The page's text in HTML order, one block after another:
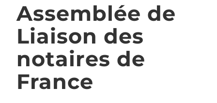
Assemblée de
Liaison des
notaires de
France